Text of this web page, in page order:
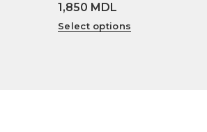
1,850 MDL
Select options